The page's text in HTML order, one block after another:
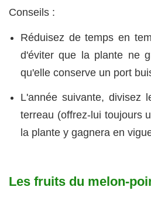
Conseils :
Réduisez de temps en
d'éviter que la plante ne
qu'elle conserve un port
L'année suivante, divisez
terreau (offrez-lui toujours
la plante y gagnera en
Les fruits du melon-